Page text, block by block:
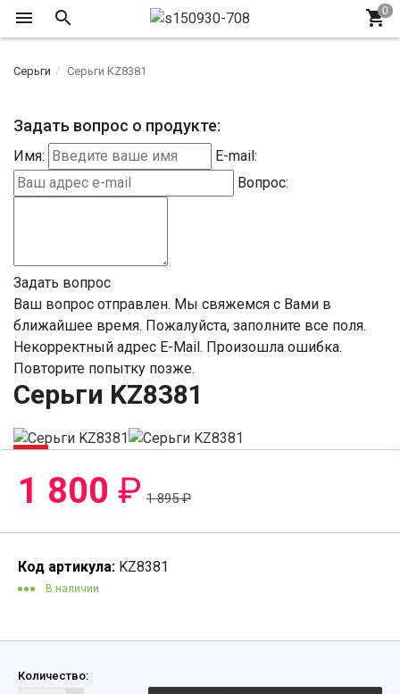
Серьги Серьги KZ8381
Задать вопрос о продукте:
Имя:
E-mail:
Вопрос:
Задать вопрос
Ваш вопрос отправлен. Мы свяжемся с Вами в
ближайшее время. Пожалуйста, заполните все поля.
Некорректный адрес E-Mail. Произошла ошибка.
Повторите попытку позже.
Серьги KZ8381
-6%
1 800 ₽ 1 895₽
Код артикула: KZ8381
В наличии
Количество: